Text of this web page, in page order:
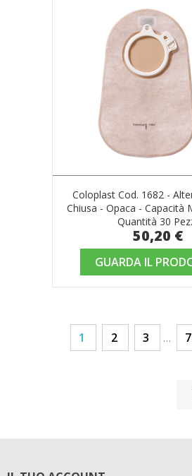
Coloplast Cod. 1682 -
Chiusa - Opaca - Capacità
Quantità 30
50,20 €
GUARDA IL
1 2 3 …